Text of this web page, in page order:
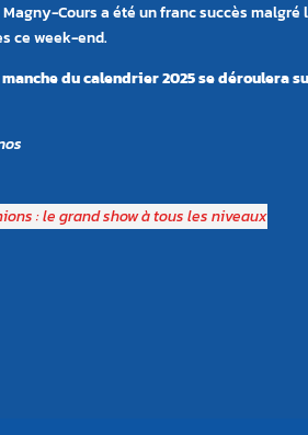
Magny-Cours a été un franc succès
ce week-end.
du calendrier 2025 se déroulera
: le grand show à tous les niveaux